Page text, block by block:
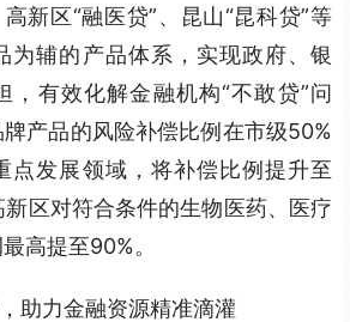
新区“融医贷”、昆山“昆科贷”等
为辅的产品体系，实现政府、银
，有效化解金融机构“不敢贷”问
产品的风险补偿比例在市级50%
点发展领域，将补偿比例提升至
区对符合条件的生物医药、医疗
高提至90%。
助力金融资源精准滴灌